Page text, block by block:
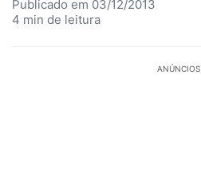
Publicado em 03/12/2013
4 min de leitura
ANÚNCIOS